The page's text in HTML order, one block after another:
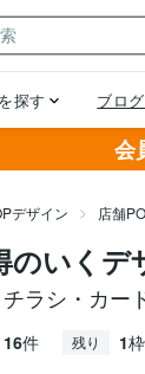
会
デザイン 店舗
のいく
ラシ・カー
16件 残り 1